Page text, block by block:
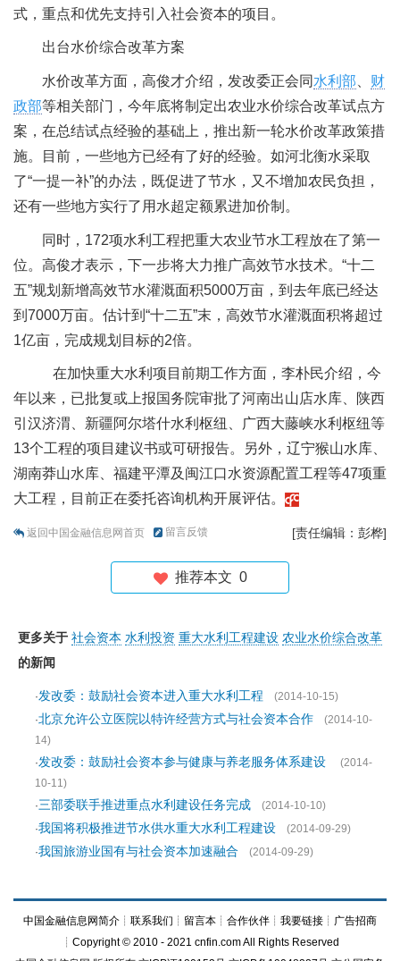
式，重点和优先支持引入社会资本的项目。
出台水价综合改革方案
水价改革方面，高俊才介绍，发改委正会同 水利部
财
政部等相关部门，今年底将制定出农业水价综合改革试点方
案，在总结试点经验的基础上，推出新一轮水价改革政策措
施。目前，一些地方已经有了好的经验。如河北衡水采取
了“一提一补”的办法，既促进了节水，又不增加农民负担，
还有一些地方实行了用水超定额累进加价制。
同时，172项水利工程把重大农业节水工程放在了第一
位。高俊才表示，下一步将大力推广高效节水技术。“十二
五”规划新增高效节水灌溉面积5000万亩，到去年底已经达
到7000万亩。估计到“十二五”末，高效节水灌溉面积将超过
1亿亩，完成规划目标的2倍。
在加快重大水利项目前期工作方面，李朴民介绍，今
年以来，已批复或上报国务院审批了河南出山店水库、陕西
引汉济渭、新疆阿尔塔什水利枢纽、广西大藤峡水利枢纽等
13个工程的项目建议书或可研报告。另外，辽宁猴山水库、
湖南莽山水库、福建平潭及闽江口水资源配置工程等47项重
大工程，目前正在委托咨询机构开展评估。
返回中国金融信息网首页 留言反馈 [责任编辑：彭桦]
推荐本文 0
更多关于 社会资本 水利投资 重大水利工程建设 农业水价综合改革
的新闻
·发改委：鼓励社会资本进入重大水利工程
(2014-10-15)
·北京允许公立医院以特许经营方式与社会资本合作
(2014-10-
14)
·发改委：鼓励社会资本参与健康与养老服务体系建设
(2014-
10-11)
·三部委联手推进重点水利建设任务完成
(2014-10-10)
·我国将积极推进节水供水重大水利工程建设
(2014-09-29)
·我国旅游业国有与社会资本加速融合 (2014-09-29)
中国金融信息网简介 ┊ 联系我们 ┊ 留言本 ┊ 合作伙伴 ┊ 我要链接 ┊ 广告招商
┊Copyright © 2010 - 2021 cnfin.com All Rights Reserved